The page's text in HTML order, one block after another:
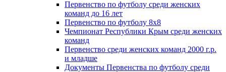
Первенство по футболу среди женских
команд до 16 лет
Первенство по футболу 8х8
Чемпионат Республики Крым среди женских
команд
Первенство среди женских команд 2000 г.р.
и младше
Документы Первенства по футболу среди